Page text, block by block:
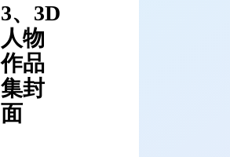
3、3D
人物
作品
集封
面